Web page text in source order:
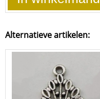
Alternatieve artikelen: